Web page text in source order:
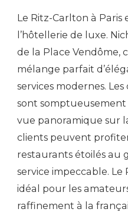
Le Ritz-Carlton à
l’hôtellerie de luxe.
de la Place Vendôme,
mélange parfait
services modernes.
sont
vue panoramique sur
clients peuvent
restaurants étoilés au
service impeccable. Le
idéal pour les
raffinement à la